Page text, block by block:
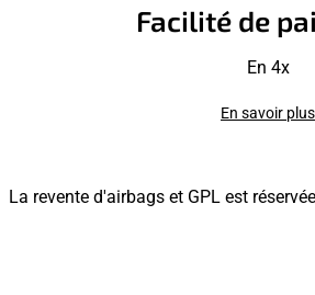
Facilité de
En 4x
En savoir plus
La revente d'airbags et GPL est